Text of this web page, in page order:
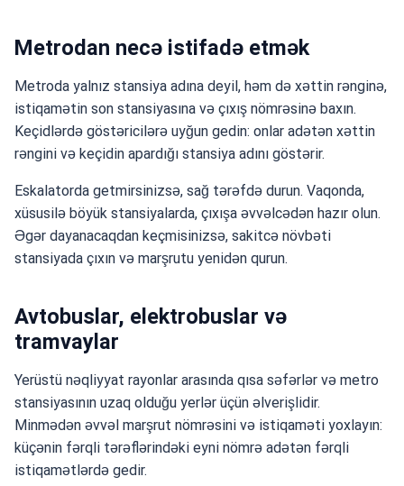
Metrodan necə istifadə etmək
Metroda yalnız stansiya adına deyil, həm də xəttin rənginə,
istiqamətin son stansiyasına və çıxış nömrəsinə baxın.
Keçidlərdə göstəricilərə uyğun gedin: onlar adətən xəttin
rəngini və keçidin apardığı stansiya adını göstərir.
Eskalatorda getmirsinizsə, sağ tərəfdə durun. Vaqonda,
xüsusilə böyük stansiyalarda, çıxışa əvvəlcədən hazır olun.
Əgər dayanacaqdan keçmisinizsə, sakitcə növbəti
stansiyada çıxın və marşrutu yenidən qurun.
Avtobuslar, elektrobuslar və
tramvaylar
Yerüstü nəqliyyat rayonlar arasında qısa səfərlər və metro
stansiyasının uzaq olduğu yerlər üçün əlverişlidir.
Minmədən əvvəl marşrut nömrəsini və istiqaməti yoxlayın:
küçənin fərqli tərəflərindəki eyni nömrə adətən fərqli
istiqamətlərdə gedir.